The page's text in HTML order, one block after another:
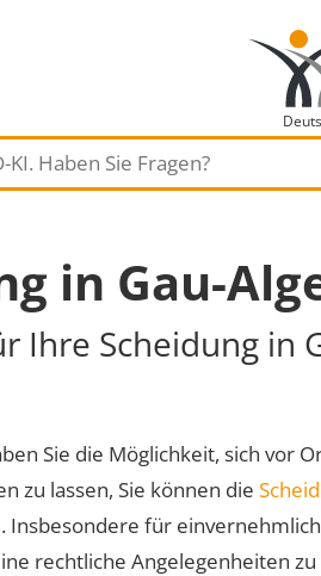
in Gau-
Ihre Scheidung in
Sie die Möglichkeit, sich vor
zu lassen, Sie können die
. Insbesondere für
rechtliche Angelegenheiten